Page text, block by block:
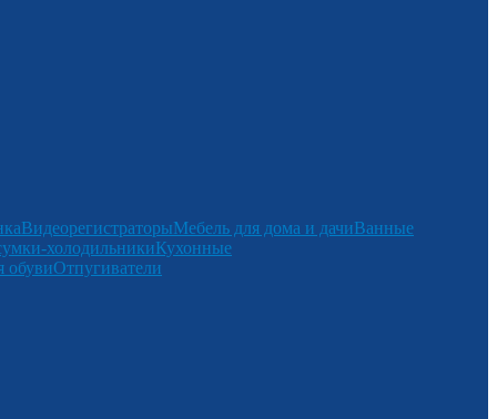
ВидеорегистраторыМебель для дома и дачиВанные
холодильникиКухонные
обувиОтпугиватели